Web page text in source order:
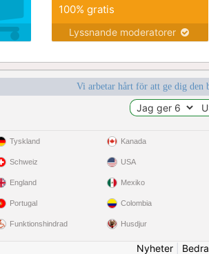
100% gratis
Lyssnande moderatorer
Vi arbetar hårt för att ge dig den
Tyskland
Schweiz
England
Portugal
Funktionshindrad
Kanada
USA
Mexiko
Colombia
Husdjur
Nyheter|